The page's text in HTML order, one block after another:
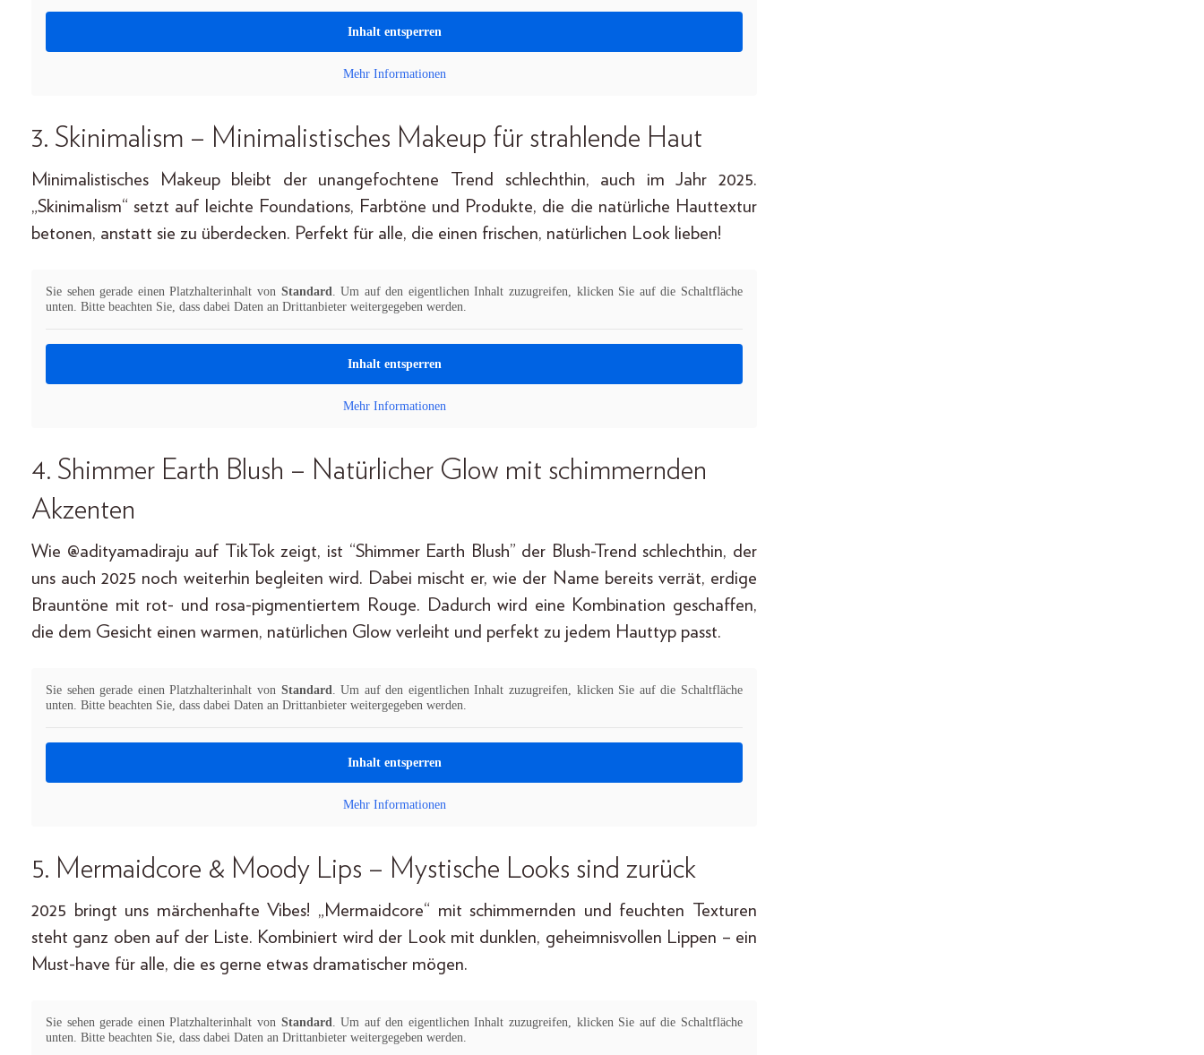
Inhalt entsperren
Mehr Informationen
3. Skinimalism – Minimalistisches Makeup für strahlende Haut
Minimalistisches Makeup bleibt der unangefochtene Trend schlechthin, auch im Jahr 2025.
„Skinimalism“ setzt auf leichte Foundations, Farbtöne und Produkte, die die natürliche Hauttextur
betonen, anstatt sie zu überdecken. Perfekt für alle, die einen frischen, natürlichen Look lieben!
Sie sehen gerade einen Platzhalterinhalt von Standard . Um auf den eigentlichen Inhalt zuzugreifen, klicken Sie auf die Schaltfläche
unten. Bitte beachten Sie, dass dabei Daten an Drittanbieter weitergegeben werden.
Inhalt entsperren
Mehr Informationen
4. Shimmer Earth Blush – Natürlicher Glow mit schimmernden
Akzenten
Wie @adityamadiraju auf TikTok zeigt, ist “Shimmer Earth Blush” der Blush-Trend schlechthin, der
uns auch 2025 noch weiterhin begleiten wird. Dabei mischt er, wie der Name bereits verrät, erdige
Brauntöne mit rot- und rosa-pigmentiertem Rouge. Dadurch wird eine Kombination geschaffen,
die dem Gesicht einen warmen, natürlichen Glow verleiht und perfekt zu jedem Hauttyp passt.
Sie sehen gerade einen Platzhalterinhalt von Standard . Um auf den eigentlichen Inhalt zuzugreifen, klicken Sie auf die Schaltfläche
unten. Bitte beachten Sie, dass dabei Daten an Drittanbieter weitergegeben werden.
Inhalt entsperren
Mehr Informationen
5. Mermaidcore & Moody Lips – Mystische Looks sind zurück
2025 bringt uns märchenhafte Vibes! „Mermaidcore“ mit schimmernden und feuchten Texturen
steht ganz oben auf der Liste. Kombiniert wird der Look mit dunklen, geheimnisvollen Lippen – ein
Must-have für alle, die es gerne etwas dramatischer mögen.
Sie sehen gerade einen Platzhalterinhalt von Standard . Um auf den eigentlichen Inhalt zuzugreifen, klicken Sie auf die Schaltfläche
unten. Bitte beachten Sie, dass dabei Daten an Drittanbieter weitergegeben werden.